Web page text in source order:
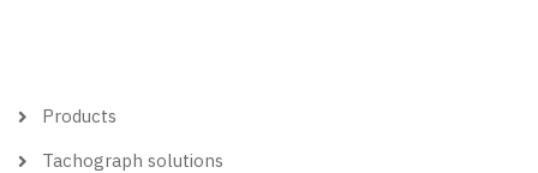
Hlavní
Products
Tachograph solutions